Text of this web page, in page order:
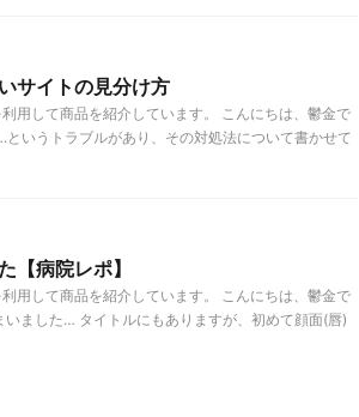
サイトの見分け方
用して商品を紹介しています。 こんにちは、鬱金で
いうトラブルがあり、その対処法について書かせて
【病院レポ】
用して商品を紹介しています。 こんにちは、鬱金で
ました… タイトルにもありますが、初めて顔面(唇)